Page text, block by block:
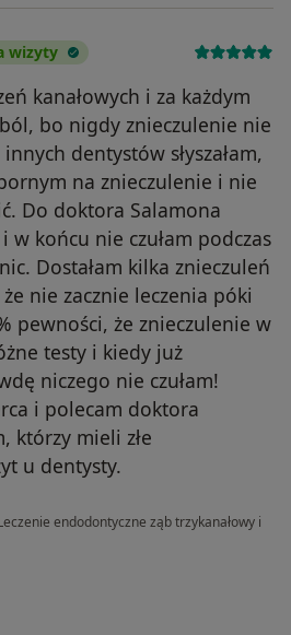
wizyty
kanałowych i za każdym
bo nigdy znieczulenie nie
dentystów słyszałam,
na znieczulenie i nie
Do doktora Salamona
w końcu nie czułam podczas
Dostałam kilka znieczuleń
nie zacznie leczenia póki
pewności, że znieczulenie w
testy i kiedy już
niczego nie czułam!
i polecam doktora
którzy mieli złe
u dentysty.
endodontyczne ząb trzykanałowy i